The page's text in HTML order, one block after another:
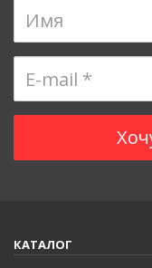
КАТАЛОГ